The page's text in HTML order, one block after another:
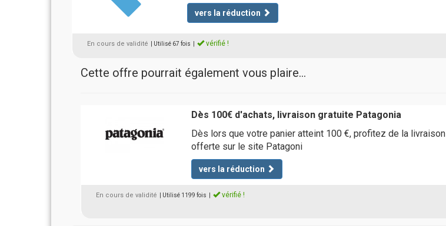
vers la réduction
En cours de validité | Utilisé 67 fois vérifié !
Cette offre pourrait également vous plaire...
Dès 100€ d'achats, livraison gratuite Patagonia
Dès lors que votre panier atteint 100 €, profitez de la livraison
offerte sur le site Patagoni
vers la réduction
En cours de validité | Utilisé 1199 fois vérifié !